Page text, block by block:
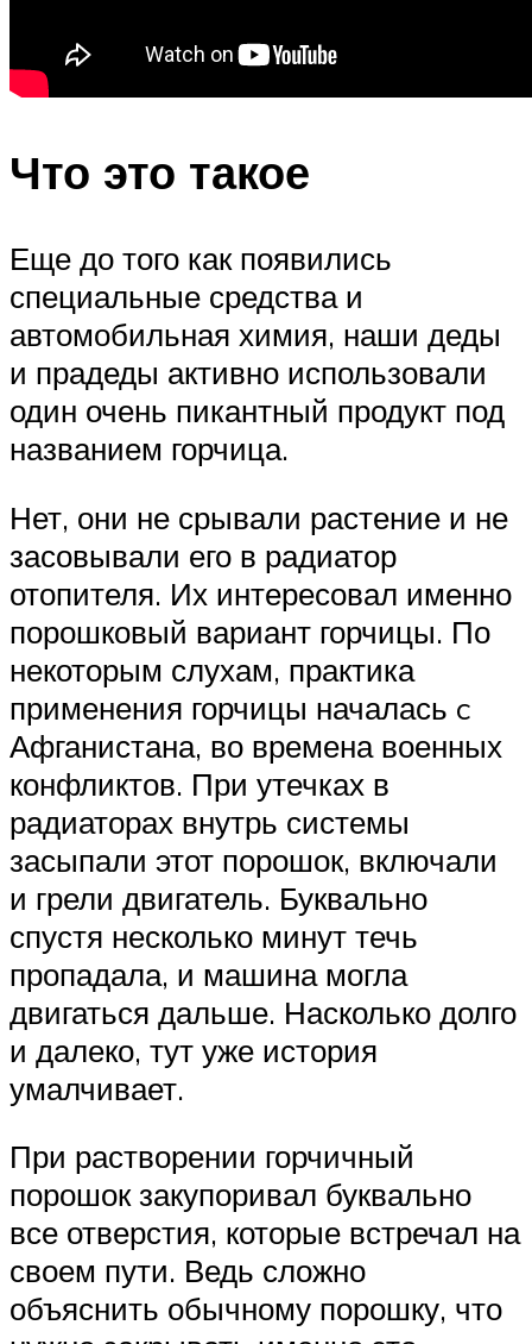
Что это такое
Еще до того как появились
специальные средства и
автомобильная химия, наши деды
и прадеды активно использовали
один очень пикантный продукт под
названием горчица.
Нет, они не срывали растение и не
засовывали его в радиатор
отопителя. Их интересовал именно
порошковый вариант горчицы. По
некоторым слухам, практика
применения горчицы началась c
Афганистана, во времена военных
конфликтов. При утечках в
радиаторах внутрь системы
засыпали этот порошок, включали
и грели двигатель. Буквально
спустя несколько минут течь
пропадала, и машина могла
двигаться дальше. Насколько долго
и далеко, тут уже история
умалчивает.
При растворении горчичный
порошок закупоривал буквально
все отверстия, которые встречал на
своем пути. Ведь сложно
объяснить обычному порошку, что